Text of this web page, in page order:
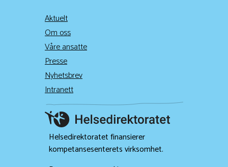
Aktuelt
Om oss
Våre ansatte
Presse
Nyhetsbrev
Intranett
Helsedirektoratet finansierer
kompetansesenterets virksomhet.